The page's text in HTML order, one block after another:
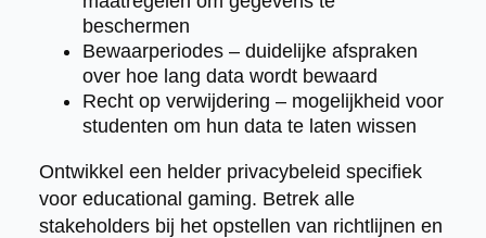
beschermen
Bewaarperiodes – duidelijke afspraken
over hoe lang data wordt bewaard
Recht op verwijdering – mogelijkheid voor
studenten om hun data te laten wissen
Ontwikkel een helder privacybeleid specifiek
voor educational gaming. Betrek alle
stakeholders bij het opstellen van richtlijnen en